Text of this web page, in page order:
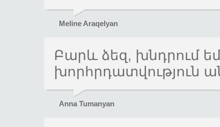
Meline Araqelyan
Բարև ձեզ, խնդրում
խորհրդատվություն
Anna Tumanyan